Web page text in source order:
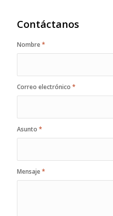
Contáctanos
Nombre*
Correo electrónico *
Asunto *
Mensaje*